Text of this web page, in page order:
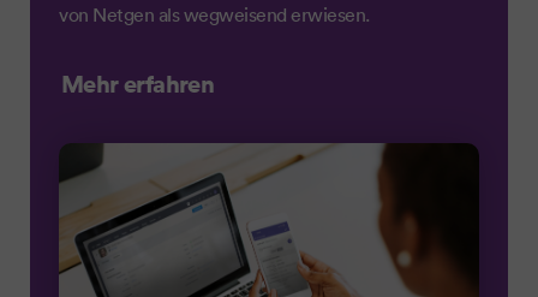
von Netgen als wegweisend erwiesen.
Mehr erfahren